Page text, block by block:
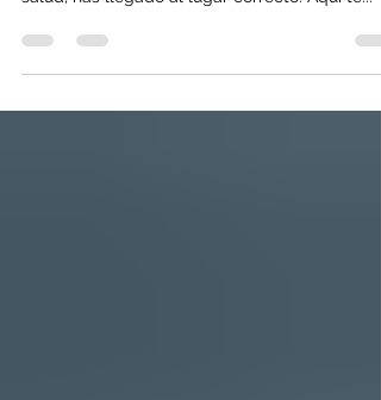
salud, has llegado al lugar correcto. Aquí te...